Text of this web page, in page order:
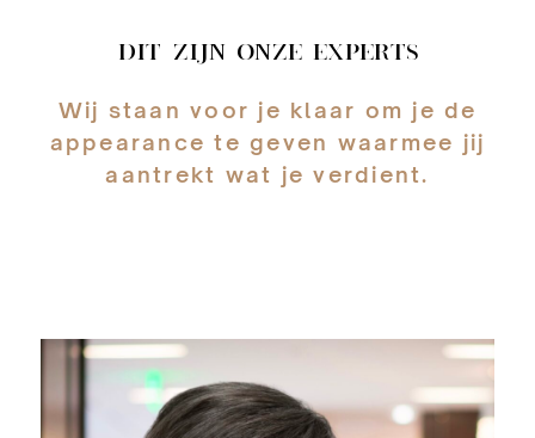
DIT ZIJN ONZE EXPERTS
Wij staan voor je klaar om je de
appearance te geven waarmee jij
aantrekt wat je verdient.